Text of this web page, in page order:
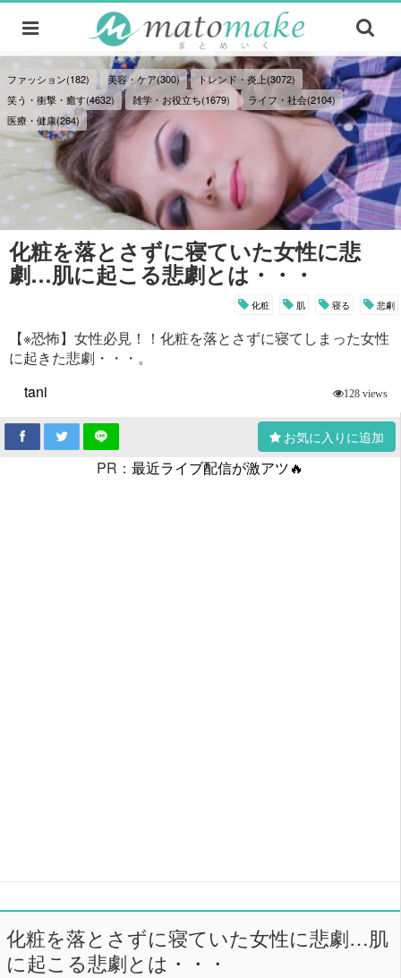
ファッション(182) 美容・ケア(300)
トレンド・炎上(3072)
笑う・衝撃・癒す(4632)
雑学・お役立ち(1679)
ライフ・社会(2104)
医療・健康(264)
化粧を落とさずに寝ていた女性に悲
劇…肌に起こる悲劇とは・・・
化粧 肌 寝る 悲劇
【※恐怖】女性必見！！化粧を落とさずに寝てしまった女性
に起きた悲劇・・・。
tani
128 views
お気に入りに追加
PR： 最近ライブ配信が激アツ🔥
化粧を落とさずに寝ていた女性に悲劇…肌
に起こる悲劇とは・・・